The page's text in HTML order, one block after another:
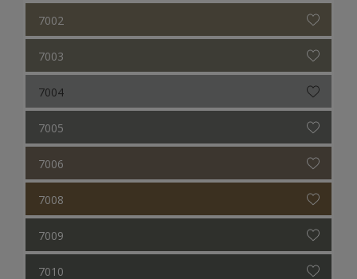
7002
7003
7004
7005
7006
7008
7009
7010